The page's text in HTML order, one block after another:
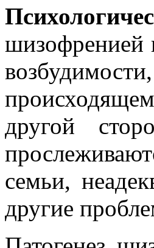
шизофренией
другой
семьи,
другие